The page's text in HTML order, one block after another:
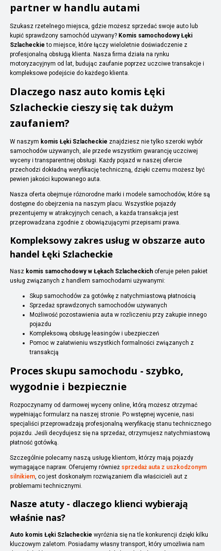
partner w handlu autami
Szukasz rzetelnego miejsca, gdzie możesz sprzedać swoje auto lub
kupić sprawdzony samochód używany? Komis samochodowy Łęki
Szlacheckie to miejsce, które łączy wieloletnie doświadczenie z
profesjonalną obsługą klienta. Nasza firma działa na rynku
motoryzacyjnym od lat, budując zaufanie poprzez uczciwe transakcje i
kompleksowe podejście do każdego klienta.
Dlaczego nasz auto komis Łęki
Szlacheckie cieszy się tak dużym
zaufaniem?
W naszym komis Łęki Szlacheckie znajdziesz nie tylko szeroki wybór
samochodów używanych, ale przede wszystkim gwarancję uczciwej
wyceny i transparentnej obsługi. Każdy pojazd w naszej ofercie
przechodzi dokładną weryfikację techniczną, dzięki czemu możesz być
pewien jakości kupowanego auta.
Nasza oferta obejmuje różnorodne marki i modele samochodów, które są
dostępne do obejrzenia na naszym placu. Wszystkie pojazdy
prezentujemy w atrakcyjnych cenach, a każda transakcja jest
przeprowadzana zgodnie z obowiązującymi przepisami prawa.
Kompleksowy zakres usług w obszarze auto
handel Łęki Szlacheckie
Nasz komis samochodowy w Łękach Szlacheckich oferuje pełen pakiet
usług związanych z handlem samochodami używanymi:
Skup samochodów za gotówkę z natychmiastową płatnością
Sprzedaż sprawdzonych samochodów używanych
Możliwość pozostawienia auta w rozliczeniu przy zakupie innego
pojazdu
Kompleksową obsługę leasingów i ubezpieczeń
Pomoc w załatwieniu wszystkich formalności związanych z
transakcją
Proces skupu samochodu - szybko,
wygodnie i bezpiecznie
Rozpoczynamy od darmowej wyceny online, którą możesz otrzymać
wypełniając formularz na naszej stronie. Po wstępnej wycenie, nasi
specjaliści przeprowadzają profesjonalną weryfikację stanu technicznego
pojazdu. Jeśli decydujesz się na sprzedaż, otrzymujesz natychmiastową
płatność gotówką.
Szczególnie polecamy naszą usługę klientom, którzy mają pojazdy
wymagające napraw. Oferujemy również sprzedaż auta z uszkodzonym
silnikiem, co jest doskonałym rozwiązaniem dla właścicieli aut z
problemami technicznymi.
Nasze atuty - dlaczego klienci wybierają
właśnie nas?
Auto komis Łęki Szlacheckie wyróżnia się na tle konkurencji dzięki kilku
kluczowym zaletom. Posiadamy własny transport, który umożliwia nam